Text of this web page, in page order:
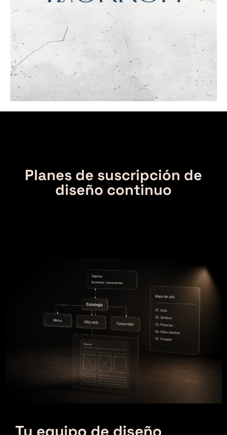
Planes de suscripción de
diseño continuo